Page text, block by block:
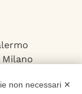
Milano
non necessari ✕